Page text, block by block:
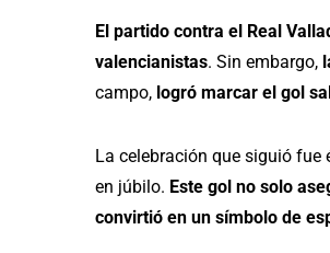
El partido contra el Real
valencianistas. Sin embargo,
campo, logró marcar el gol
La celebración que siguió fue
en júbilo. Este gol no solo
convirtió en un símbolo de